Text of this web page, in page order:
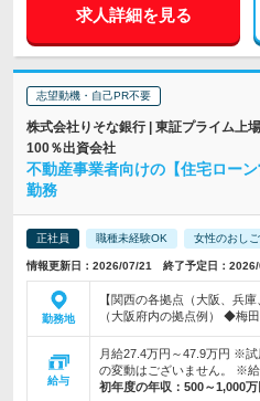
求人詳細を見る
志望動機・自己PR不要
株式会社りそな銀行 | 東証プライム上
100％出資会社
不動産事業者向けの【住宅ロー
勤務
正社員 職種未経験OK 女性のおし
情報更新日：2026/07/21 終了予定日：
勤務地
【関西の各拠点（大阪、兵
（大阪府内の拠点例） ◆梅
給与
月給27.4万円～47.9万円 ※
の変動はございません。 ※
初年度の年収： 500～1,000万